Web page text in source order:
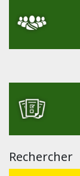
Rechercher